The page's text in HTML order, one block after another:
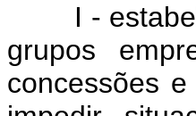
I -
grupos
concessões